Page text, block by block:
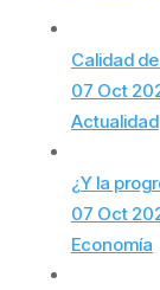
Calidad
07 Oct
Actualidad
¿Y la
07 Oct
Economía